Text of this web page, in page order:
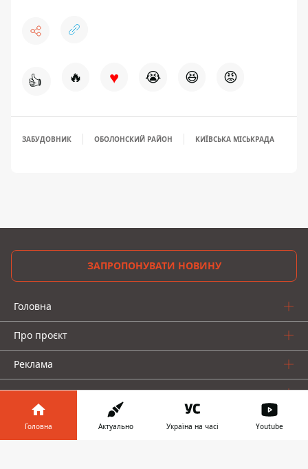
👍 🔥 ♥ 😭 😆 😡
ЗАБУДОВНИК ОБОЛОНСКИЙ РАЙОН КИЇВСЬКА МІСЬКРАДА
ЗАПРОПОНУВАТИ НОВИНУ
Головна
Про проєкт
Реклама
Про нас
Головна Актуально Україна на часі Youtube